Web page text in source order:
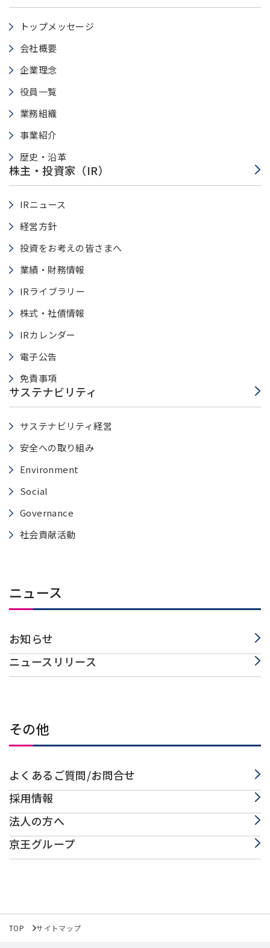
トップメッセージ
会社概要
企業理念
役員一覧
業務組織
事業紹介
歴史・沿革
株主・投資家（IR）
IRニュース
経営方針
投資をお考えの皆さまへ
業績・財務情報
IRライブラリー
株式・社債情報
IRカレンダー
電子公告
免責事項
サステナビリティ
サステナビリティ経営
安全への取り組み
Environment
Social
Governance
社会貢献活動
ニュース
お知らせ
ニュースリリース
その他
よくあるご質問/お問合せ
採用情報
法人の方へ
京王グループ
TOP サイトマップ